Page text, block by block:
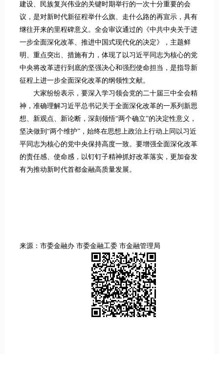
建设、民族复兴伟业的关键时期举行的一次十分重要的会
议，是对新时代新征程举什么旗、走什么路的再宣示，具有
继往开来的里程碑意义。全会审议通过的《中共中央关于进
一步全面深化改革、推进中国式现代化的决定》，主题鲜
明、重点突出、措施有力，体现了以习近平同志为核心的党
中央将改革进行到底的坚强决心和强烈使命担当，是指导新
征程上进一步全面深化改革的纲领性文献。
大家纷纷表示，要深入学习领会党的二十届三中全会精
神，准确理解习近平总书记关于全面深化改革的一系列新思
想、新观点、新论断，深刻领悟“两个确立”的决定性意义，
坚决做到“两个维护”，始终在思想上政治上行动上同以习近
平同志为核心的党中央保持高度一致。要增强全面深化改革
的责任感、使命感，以钉钉子精神抓好改革落实，更加奋发
有为推动新时代首都金融高质量发展。
来源：市委金融办 市委金融工委 市金融管理局